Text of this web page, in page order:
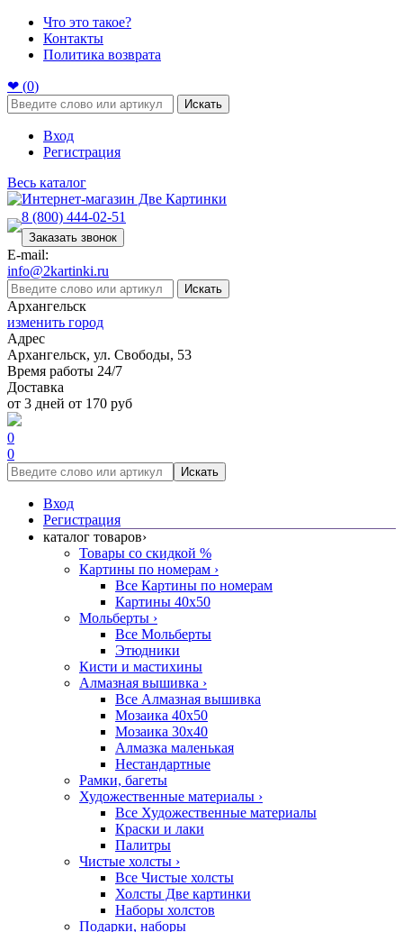
Что это такое?
Контакты
Политика возврата
❤ (0)
Искать
Вход
Регистрация
Весь каталог
8 (800) 444-02-51
Заказать звонок
E-mail:
info@2kartinki.ru
Искать
Архангельск
изменить город
Адрес
Архангельск, ул. Свободы, 53
Время работы 24/7
Доставка
от 3 дней от 170 руб
0
0
Искать
Вход
Регистрация
каталог товаров›
Товары со скидкой %
Картины по номерам ›
Все Картины по номерам
Картины 40x50
Мольберты ›
Все Мольберты
Этюдники
Кисти и мастихины
Алмазная вышивка ›
Все Алмазная вышивка
Мозаика 40x50
Мозаика 30x40
Алмазка маленькая
Нестандартные
Рамки, багеты
Художественные материалы ›
Все Художественные материалы
Краски и лаки
Палитры
Чистые холсты ›
Все Чистые холсты
Холсты Две картинки
Наборы холстов
Подарки, наборы